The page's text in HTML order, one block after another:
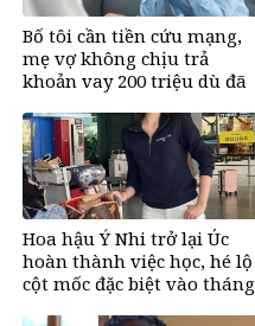
Bố tôi cần tiền cứu mạng,
mẹ vợ không chịu trả
khoản vay 200 triệu dù đã
Hoa hậu Ý Nhi trở lại Úc
hoàn thành việc học, hé lộ
cột mốc đặc biệt vào tháng